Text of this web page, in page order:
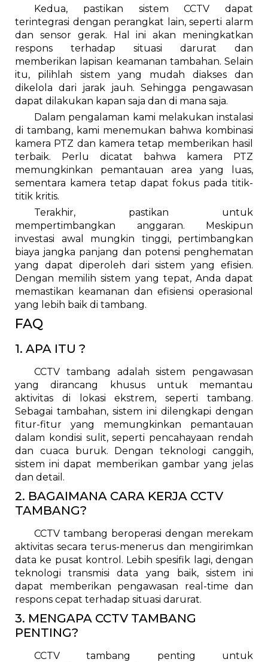
Kedua, pastikan sistem CCTV dapat
terintegrasi dengan perangkat lain, seperti alarm
dan sensor gerak. Hal ini akan meningkatkan
respons terhadap situasi darurat dan
memberikan lapisan keamanan tambahan. Selain
itu, pilihlah sistem yang mudah diakses dan
dikelola dari jarak jauh. Sehingga pengawasan
dapat dilakukan kapan saja dan di mana saja.
Dalam pengalaman kami melakukan instalasi
di tambang, kami menemukan bahwa kombinasi
kamera PTZ dan kamera tetap memberikan hasil
terbaik. Perlu dicatat bahwa kamera PTZ
memungkinkan pemantauan area yang luas,
sementara kamera tetap dapat fokus pada titik-
titik kritis.
Terakhir, pastikan untuk
mempertimbangkan anggaran. Meskipun
investasi awal mungkin tinggi, pertimbangkan
biaya jangka panjang dan potensi penghematan
yang dapat diperoleh dari sistem yang efisien.
Dengan memilih sistem yang tepat, Anda dapat
memastikan keamanan dan efisiensi operasional
yang lebih baik di tambang.
FAQ
1. APA ITU ?
CCTV tambang adalah sistem pengawasan
yang dirancang khusus untuk memantau
aktivitas di lokasi ekstrem, seperti tambang.
Sebagai tambahan, sistem ini dilengkapi dengan
fitur-fitur yang memungkinkan pemantauan
dalam kondisi sulit, seperti pencahayaan rendah
dan cuaca buruk. Dengan teknologi canggih,
sistem ini dapat memberikan gambar yang jelas
dan detail.
2. BAGAIMANA CARA KERJA CCTV
TAMBANG?
CCTV tambang beroperasi dengan merekam
aktivitas secara terus-menerus dan mengirimkan
data ke pusat kontrol. Lebih spesifik lagi, dengan
teknologi transmisi data yang baik, sistem ini
dapat memberikan pengawasan real-time dan
respons cepat terhadap situasi darurat.
3. MENGAPA CCTV TAMBANG
PENTING?
CCTV tambang penting untuk